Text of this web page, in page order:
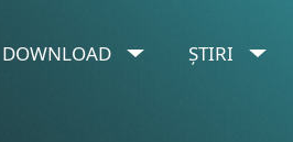
DOWNLOAD ȘTIRI